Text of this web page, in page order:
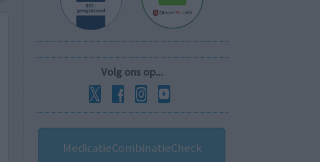
Volg ons op...
MedicatieCombinatieCheck